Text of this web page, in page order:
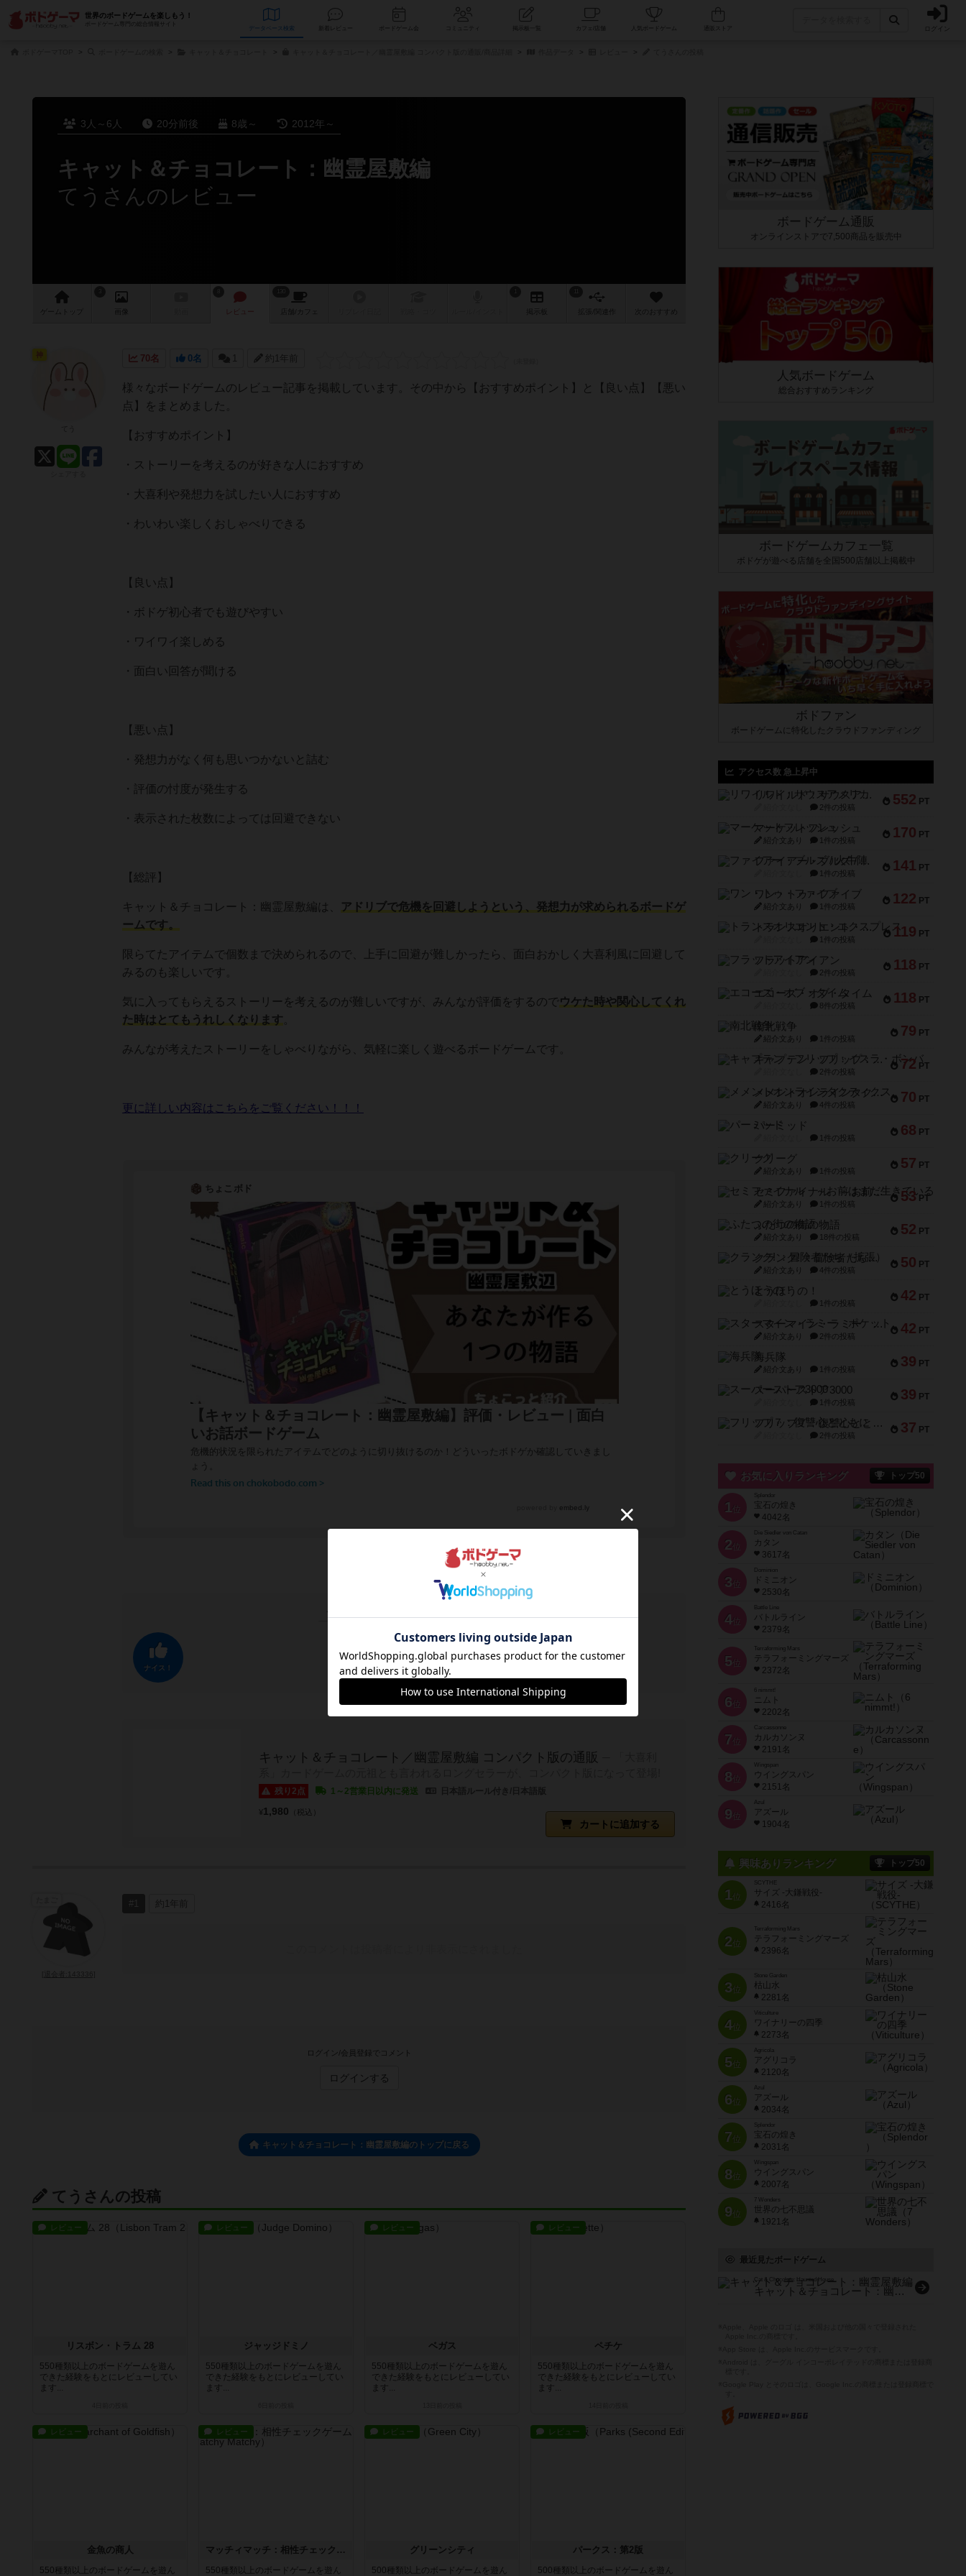
世界のボードゲームを楽しもう！
ボードゲーム専門の総合情報サイト
データベース コミュニティ 人気ボードゲーム ログイン
3人～6人 20分前後 8歳～ 2012年～
キャット＆チョコレート：幽霊屋敷編
てうさんのレビュー
ゲーム 画像 レビュー 店舗/ カフェ 作 次のおすすめ
70名 0名 1 約1年前
様々なボードゲームのレビュー記事を掲載しています。その中から【おすすめポイント】と【良い点】【悪い
点】をまとめました。
【おすすめポイント】
・ストーリーを考えるのが好きな人におすすめ
・大喜利や発想力を試したい人におすすめ
・わいわい楽しくおしゃべりできる
【良い点】
・ボドゲ初心者でも遊びやすい
・ワイワイ楽しめる
・面白い回答が聞ける
【悪い点】
・発想力がなく何も思いつかないと詰む
・評価の忖度が発生する
・表示された枚数によっては回避できない
【総評】
キャット＆チョコレート：幽霊屋敷編は、
アドリブで危機を回避しようという、発想力が求められるボードゲ
ームです。
限らてたアイテムで個数まで決められるので、上手に回避が難しかったら、面白おかしく大喜利風に回避して
みるのも楽しいです。
気に入ってもらえるストーリーを考えるのが難しいですが、みんなが評価をするので ウケた時や関心してくれ
た時はとてもうれしくなります
みんなが考えたストーリーをしゃべりながら、気軽に楽しく遊べるボードゲームです。
更に詳しい内容はこちらをご覧ください！！！
ナイス！
キャット＆チョコレート／幽霊屋敷編 コンパクト版の通販
残り2点 1～2営業日以内に発送
カートに追加する
¥1,980 （税込）
約1年前
ログイン/会員登録でコメント
ログインする
キャット＆チョコレート：幽霊屋敷編のトップに戻る
てうさんの投稿
レビュー
リスボン・トラム 28
550種類以上のボードゲームを遊ん
できた経験をもとにレビューしてい
ます...
レビュー
ジャッジドミノ
550種類以上のボードゲームを遊ん
できた経験をもとにレビューしてい
ます...
レビュー
ベガス
550種類以上のボードゲームを遊ん
できた経験をもとにレビューしてい
ます...
レビュー
ペチケ
550種類以上のボードゲームを遊ん
できた経験をもとにレビューしてい
ます...
レビュー
金魚の商人
550種類以上のボードゲームを遊ん
レビュー
マッチィマッチ：相性チェックゲーム
550種類以上のボードゲームを遊ん
レビュー
グリーンシティ
500種類以上のボードゲームを遊ん
レビュー
パークス：第2版
500種類以上のボードゲームを遊ん
ボードゲーム通販
オンラインストアで7,500商品を販売中
人気ボードゲーム
総合おすすめランキング
ボードゲームカフェ一覧
ボドゲが遊べる店舗を全国500店舗以上掲載中
ボドファン
ボードゲームに特化したクラウドファンディング
アクセス数 急上昇中
552 PT
リワイルド：サウスアメリカ
2件の投稿
170 PT
マーケットフレッシュ
紹介文あり 1件の投稿
141 PT
ファイアー・ブルズ / 火牛陣
1件の投稿
122 PT
ワン・トゥ・ファイブ
紹介文あり 1件の投稿
119 PT
トランスオリエント・エクスプレス
1件の投稿
118 PT
フラットアイアン
2件の投稿
118 PT
エコーズ・オブ・タイム
8件の投稿
79 PT
南北戦争
紹介文あり 1件の投稿
72 PT
キャプテン・フリップ：イスラ・ボンバ
2件の投稿
70 PT
メメントオンラインタクティクス
紹介文あり 4件の投稿
68 PT
パーミッド
1件の投稿
57 PT
クリーグ
紹介文あり 1件の投稿
53 PT
セミファイナル ～お前はまだ生きている～
紹介文あり 1件の投稿
52 PT
ふたつの街の物語
紹介文あり 18件の投稿
50 PT
クランク! ：冒険者たち（拡張）
紹介文あり 4件の投稿
42 PT
とうほうの！
1件の投稿
42 PT
スターマイン・ラミー ポケット
紹介文あり 2件の投稿
39 PT
海兵隊
紹介文あり 1件の投稿
39 PT
スーパーストア3000
1件の投稿
37 PT
フリップ７：復讐心とともに
2件の投稿
お気に入りランキング トップ50
1 位
宝石の煌き
4042名
2 位
Die Siedler von Catan
カタン
3617名
3 位
ドミニオン
2530名
4位
Battle Line
バトルライン
2379名
5 位
Terraforming Mars
テラフォーミングマーズ
2372名
6 位
ニムト
2202名
7 位
Carcassonne
カルカソンヌ
2191名
8 位
Wingspan
ウイングスパン
2151名
9 位
Azul
アズール
1904名
興味ありランキング トップ50
1位
SCYTHE
サイズ -大鎌戦役-
2416名
2位
Terraforming Mars
テラフォーミングマーズ
2396名
3位
Stone Garden
枯山水
2281名
4位
Viticulture
ワイナリーの四季
2273名
5位
Agricola
アグリコラ
2120名
6位
Azul
アズール
2034名
7位
宝石の煌き
2031名
8位
Wingspan
ウイングスパン
2007名
9位
7 Wonders
世界の七不思議
1921名
最近見たボードゲーム
Cat & Chocolate: Haunted House
キャット＆チョコレート：幽霊屋敷編